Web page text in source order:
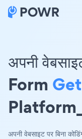
अपनी
Form
अपनी वेबसाइट पर बिना